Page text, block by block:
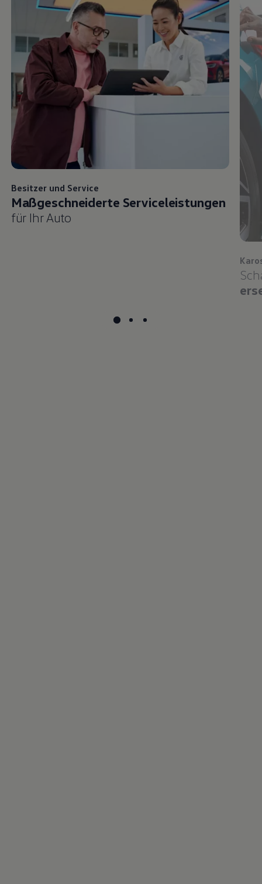
Besitzer und Service
Maßgeschneiderte Serviceleistungen
für Ihr Auto